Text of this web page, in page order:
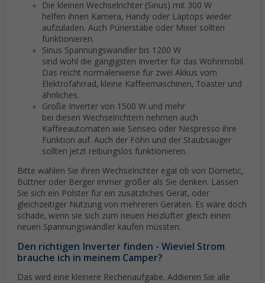
Die kleinen Wechselrichter (Sinus) mit 300 W
helfen ihnen Kamera, Handy oder Laptops wieder
aufzuladen. Auch Pürierstäbe oder Mixer sollten
funktionieren.
Sinus Spannungswandler bis 1200 W
sind wohl die gängigsten Inverter für das Wohnmobil.
Das reicht normalerweise für zwei Akkus vom
Elektrofahrrad, kleine Kaffeemaschinen, Toaster und
ähnliches.
Große Inverter von 1500 W und mehr
bei diesen Wechselrichtern nehmen auch
Kaffeeautomaten wie Senseo oder Nespresso ihre
Funktion auf. Auch der Föhn und der Staubsauger
sollten jetzt reibungslos funktionieren.
Bitte wählen Sie ihren Wechselrichter egal ob von Dometic,
Büttner oder Berger immer größer als Sie denken. Lassen
Sie sich ein Polster für ein zusätzliches Gerät, oder
gleichzeitiger Nutzung von mehreren Geräten. Es wäre doch
schade, wenn sie sich zum neuen Heizlüfter gleich einen
neuen Spannungswandler kaufen müssten.
Den richtigen Inverter finden - Wieviel Strom
brauche ich in meinem Camper?
Das wird eine kleinere Rechenaufgabe. Addieren Sie alle